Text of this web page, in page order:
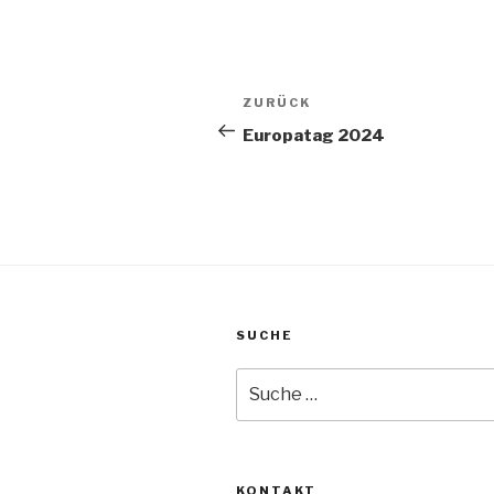
Beitragsnavigation
Vorheriger
Beitrag
ZURÜCK
Europatag 2024
SUCHE
nach:
KONTAKT